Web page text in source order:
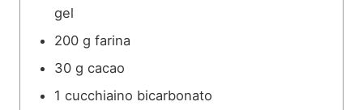
gel
200 g farina
30 g cacao
1 cucchiaino bicarbonato